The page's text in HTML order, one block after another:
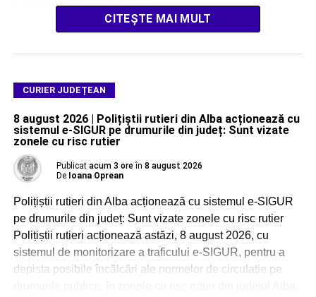
CITEȘTE MAI MULT
CURIER JUDEȚEAN
8 august 2026 | Polițiștii rutieri din Alba acționează cu
sistemul e-SIGUR pe drumurile din județ: Sunt vizate
zonele cu risc rutier
Publicat acum 3 ore în 8 august 2026
De Ioana Oprean
Polițiștii rutieri din Alba acționează cu sistemul e-SIGUR
pe drumurile din județ: Sunt vizate zonele cu risc rutier
Polițiștii rutieri acționează astăzi, 8 august 2026, cu
sistemul de monitorizare a traficului e-SIGUR, pentru a
depista posibile încălcări ale normelor de circulație pe